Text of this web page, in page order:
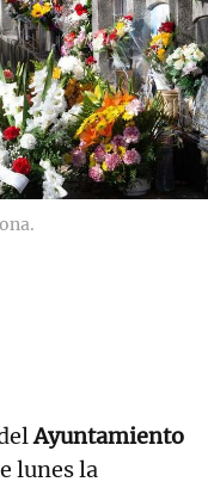
Ayuntamiento
lunes la